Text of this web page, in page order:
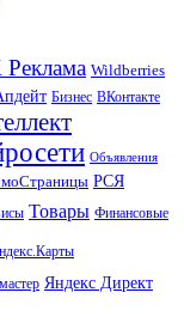
Wildberries
Бизнес ВКонтакте
Объявления
РСЯ
Товары Финансовые
Яндекс Директ